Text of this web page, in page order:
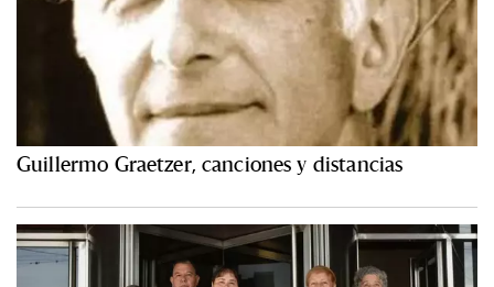
Guillermo Graetzer, canciones y distancias